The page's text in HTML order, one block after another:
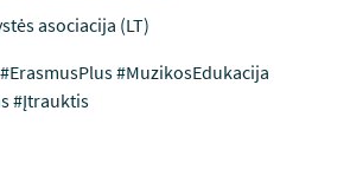
asociacija (LT)
#MuzikosEdukacija
#Įtrauktis